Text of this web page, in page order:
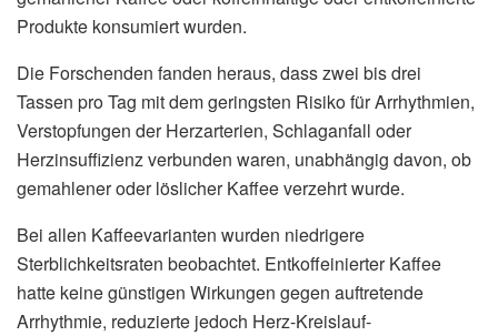
Produkte konsumiert wurden.
Die Forschenden fanden heraus, dass zwei bis drei
Tassen pro Tag mit dem geringsten Risiko für Arrhythmien,
Verstopfungen der Herzarterien, Schlaganfall oder
Herzinsuffizienz verbunden waren, unabhängig davon, ob
gemahlener oder löslicher Kaffee verzehrt wurde.
Bei allen Kaffeevarianten wurden niedrigere
Sterblichkeitsraten beobachtet. Entkoffeinierter Kaffee
hatte keine günstigen Wirkungen gegen auftretende
Arrhythmie, reduzierte jedoch Herz-Kreislauf-